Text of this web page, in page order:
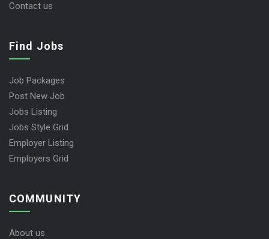
Contact us
Find Jobs
Job Packages
Post New Job
Jobs Listing
Jobs Style Grid
Employer Listing
Employers Grid
COMMUNITY
About us